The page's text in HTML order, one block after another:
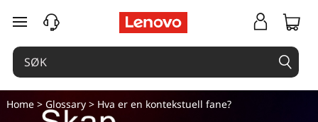
K
o
n
t
gå til hovedinnhold
Home> Glossary> Hva er en kontekstuell fane?